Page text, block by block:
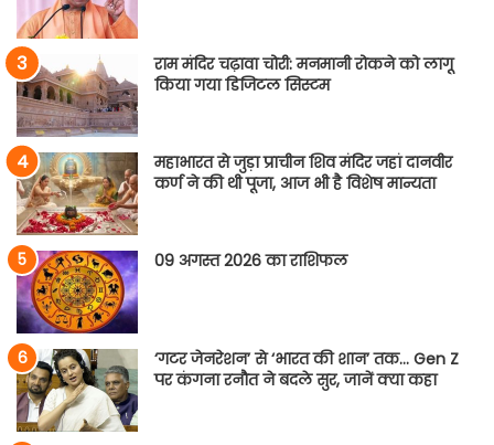
राम मंदिर चढ़ावा चोरी: मनमानी रोकने को लागू
किया गया डिजिटल सिस्टम
महाभारत से जुड़ा प्राचीन शिव मंदिर जहां दानवीर
कर्ण ने की थी पूजा, आज भी है विशेष मान्यता
09 अगस्त 2026 का राशिफल
‘गटर जेनरेशन’ से ‘भारत की शान’ तक… Gen Z
पर कंगना रनौत ने बदले सुर, जानें क्या कहा